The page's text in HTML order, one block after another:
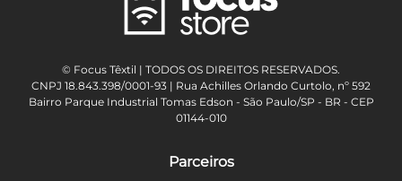
© Focus Têxtil | TODOS OS DIREITOS RESERVADOS.
CNPJ 18.843.398/0001-93 | Rua Achilles Orlando Curtolo, nº 592
Bairro Parque Industrial Tomas Edson - São Paulo/SP - BR - CEP
01144-010
Parceiros